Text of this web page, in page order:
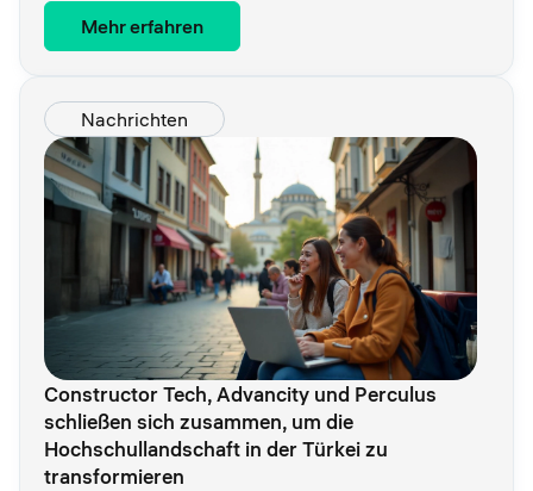
Mehr erfahren
Nachrichten
Constructor Tech, Advancity und Perculus
schließen sich zusammen, um die
Hochschullandschaft in der Türkei zu
transformieren